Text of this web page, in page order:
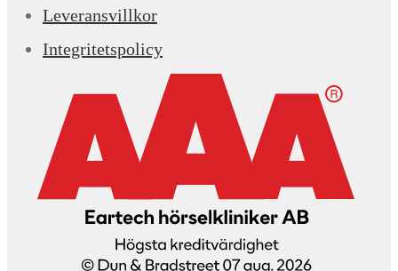
Leveransvillkor
Integritetspolicy